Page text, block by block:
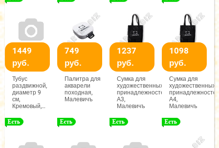
1449
руб.
Тубус
раздвижной,
диаметр 9
см,
Кремовый,
749
руб.
Палитра для
акварели
походная,
Малевичъ
1237
руб.
Сумка для
художественных
принадлежностей,
А3,
Малевичъ
1098
руб.
Сумка для
художественных
А4,
Малевичъ